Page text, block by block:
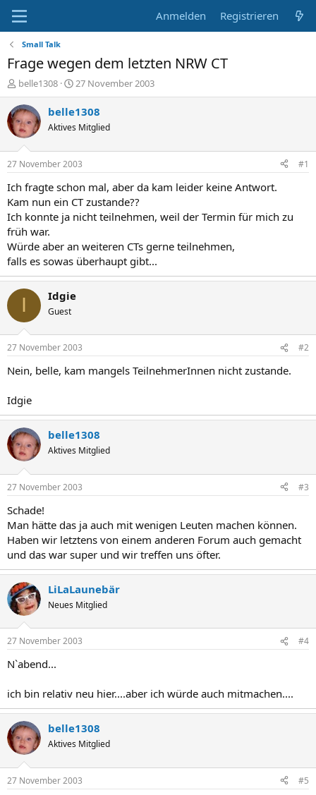
Anmelden Registrieren
Small Talk
Frage wegen dem letzten NRW CT
E
r
s
t
e
e
r
belle1308
E
r
s
e
l
t
a
m
27 November 2003
belle1308
Aktives Mitglied
27 November 2003 #1
Ich fragte schon mal, aber da kam leider keine Antwort.
Kam nun ein CT zustande??
Ich konnte ja nicht teilnehmen, weil der Termin für mich zu
früh war.
Würde aber an weiteren CTs gerne teilnehmen,
falls es sowas überhaupt gibt...
I Idgie
Guest
27 November 2003 #2
Nein, belle, kam mangels TeilnehmerInnen nicht zustande.
Idgie
belle1308
Aktives Mitglied
27 November 2003 #3
Schade!
Man hätte das ja auch mit wenigen Leuten machen können.
Haben wir letztens von einem anderen Forum auch gemacht
und das war super und wir treffen uns öfter.
LiLaLaunebär
Neues Mitglied
27 November 2003 #4
N`abend...
ich bin relativ neu hier....aber ich würde auch mitmachen....
belle1308
Aktives Mitglied
27 November 2003 #5